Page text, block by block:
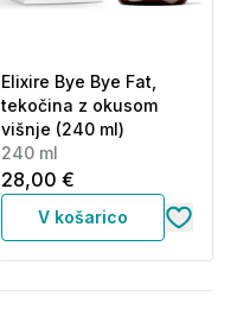
Elixire Bye Bye Fat,
tekočina z okusom
višnje (240 ml)
240 ml
28,00 €
V košarico